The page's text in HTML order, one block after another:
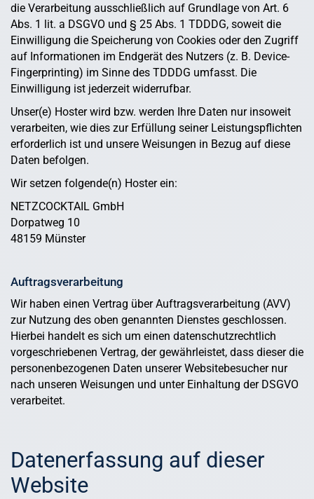
die Verarbeitung ausschließlich auf Grundlage von Art. 6
Abs. 1 lit. a DSGVO und § 25 Abs. 1 TDDDG, soweit die
Einwilligung die Speicherung von Cookies oder den Zugriff
auf Informationen im Endgerät des Nutzers (z. B. Device-
Fingerprinting) im Sinne des TDDDG umfasst. Die
Einwilligung ist jederzeit widerrufbar.
Unser(e) Hoster wird bzw. werden Ihre Daten nur insoweit
verarbeiten, wie dies zur Erfüllung seiner Leistungspflichten
erforderlich ist und unsere Weisungen in Bezug auf diese
Daten befolgen.
Wir setzen folgende(n) Hoster ein:
NETZCOCKTAIL GmbH
Dorpatweg 10
48159 Münster
Auftragsverarbeitung
Wir haben einen Vertrag über Auftragsverarbeitung (AVV)
zur Nutzung des oben genannten Dienstes geschlossen.
Hierbei handelt es sich um einen datenschutzrechtlich
vorgeschriebenen Vertrag, der gewährleistet, dass dieser die
personenbezogenen Daten unserer Websitebesucher nur
nach unseren Weisungen und unter Einhaltung der DSGVO
verarbeitet.
Datenerfassung auf dieser
Website